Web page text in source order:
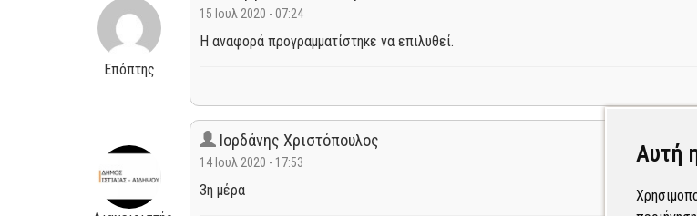
Αυτή
Επόπτης
15 Ιουλ 2020 - 07:24
Η αναφορά προγραμματίστηκε να επιλυθεί.
Ιορδάνης Χριστόπουλος
14 Ιουλ 2020 - 17:53
3η μέρα